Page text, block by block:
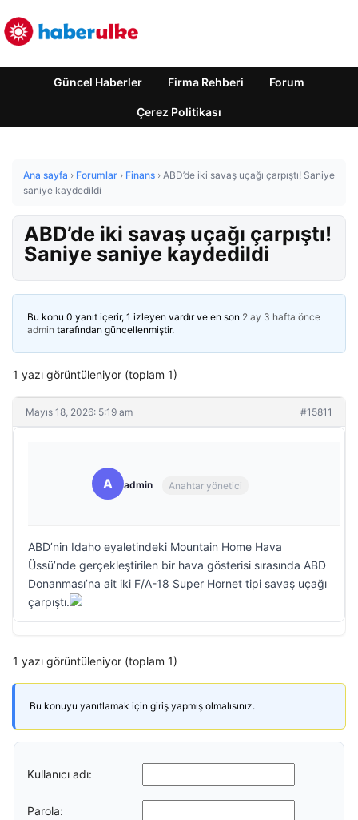
Güncel Haberler Firma Rehberi Forum
Çerez Politikası
Ana sayfa › Forumlar › Finans › ABD’de iki savaş uçağı çarpıştı! Saniye
saniye kaydedildi
ABD’de iki savaş uçağı çarpıştı!
Saniye saniye kaydedildi
Bu konu 0 yanıt içerir, 1 izleyen vardır ve en son 2 ay 3 hafta önce
admin tarafından güncellenmiştir.
1 yazı görüntüleniyor (toplam 1)
Mayıs 18, 2026: 5:19 am #15811
A admin Anahtar yönetici
ABD’nin Idaho eyaletindeki Mountain Home Hava
Üssü’nde gerçekleştirilen bir hava gösterisi sırasında ABD
Donanması’na ait iki F/A-18 Super Hornet tipi savaş uçağı
çarpıştı.
1 yazı görüntüleniyor (toplam 1)
Bu konuyu yanıtlamak için giriş yapmış olmalısınız.
Kullanıcı adı:
Parola: